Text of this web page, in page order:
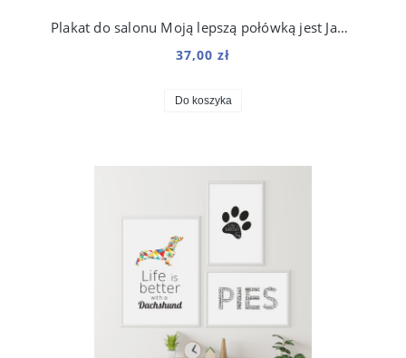
Plakat do salonu Moją lepszą połówką jest Jamnik
37,00 zł
Do koszyka